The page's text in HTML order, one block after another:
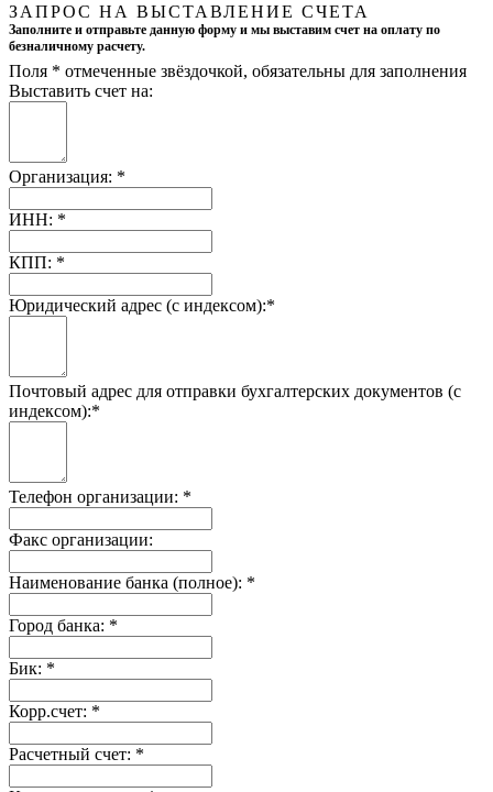
ЗАПРОС НА ВЫСТАВЛЕНИЕ СЧЕТА
Заполните и отправьте данную форму и мы выставим счет на оплату по
безналичному расчету.
Поля * отмеченные звёздочкой, обязательны для заполнения
Выставить счет на:
Организация: *
ИНН: *
КПП: *
Юридический адрес (с индексом):*
Почтовый адрес для отправки бухгалтерских документов (с
индексом):*
Телефон организации: *
Факс организации:
Наименование банка (полное): *
Город банка: *
Бик: *
Корр.счет: *
Расчетный счет: *